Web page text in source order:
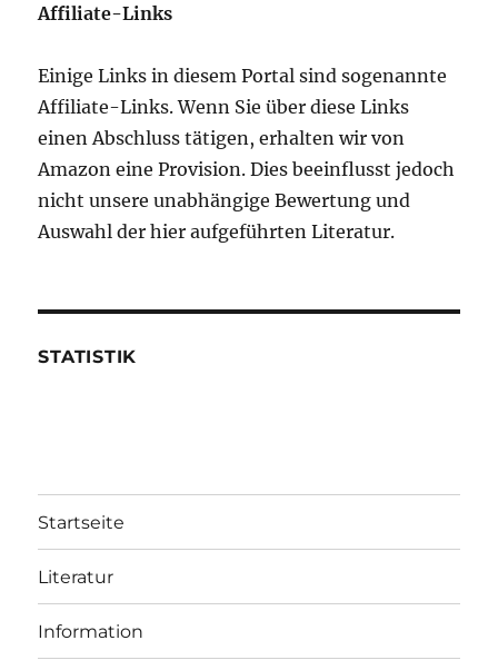
Affiliate-Links
Einige Links in diesem Portal sind sogenannte
Affiliate-Links. Wenn Sie über diese Links
einen Abschluss tätigen, erhalten wir von
Amazon eine Provision. Dies beeinflusst jedoch
nicht unsere unabhängige Bewertung und
Auswahl der hier aufgeführten Literatur.
STATISTIK
Startseite
Literatur
Information